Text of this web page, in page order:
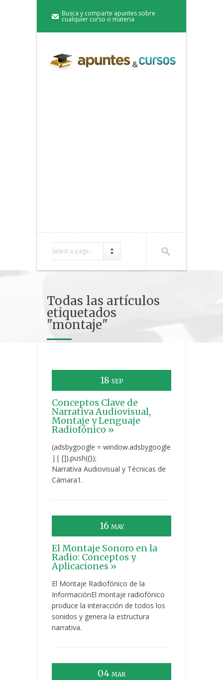
Busca y comparte apuntes sobre
cualquier curso o materia
Select a page...
Todas las artículos
etiquetados
"montaje"
18 SEP
Conceptos Clave de
Narrativa Audiovisual,
Montaje y Lenguaje
Radiofónico »
(adsbygoogle = window.adsbygoogle
|| []).push({});
Narrativa Audiovisual y Técnicas de
Cámara1.
16 MAY
El Montaje Sonoro en la
Radio: Conceptos y
Aplicaciones »
El Montaje Radiofónico de la
InformaciónEl montaje radiofónico
produce la interacción de todos los
sonidos y genera la estructura
narrativa.
04 MAR